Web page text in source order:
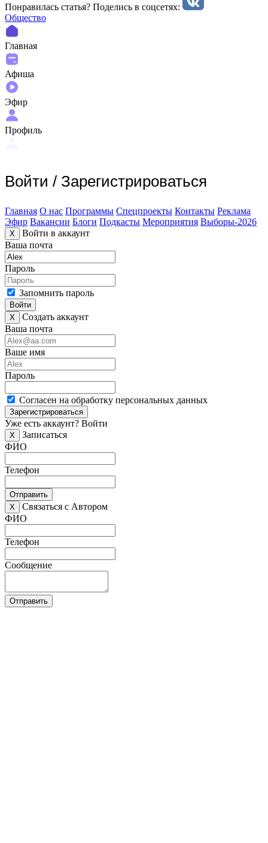
Понравилась статья? Поделиcь в соцсетях:
Общество
Главная
Афиша
Эфир
Профиль
Войти / Зарегистрироваться
Главная О нас Программы Спецпроекты Контакты Реклама
Эфир Вакансии Блоги Подкасты Мероприятия Выборы-2026
X
Войти в аккаунт
Ваша почта
Пароль
Запомнить пароль
Войти
X
Создать аккаунт
Ваша почта
Ваше имя
Пароль
Согласен на обработку персональных данных
Зарегистрироваться
Уже есть аккаунт? Войти
X
Записаться
ФИО
Телефон
Отправить
X
Связаться с Автором
ФИО
Телефон
Сообщение
Отправить